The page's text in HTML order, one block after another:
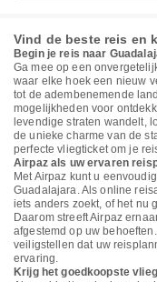
Vind de beste reis en
Begin je reis naar
Ga mee op een
waar elke hoek een nieuw
tot de adembenemende
mogelijkheden voor
levendige straten wandelt,
de unieke charme van de
perfecte vliegticket om je
Airpaz als uw ervaren
Met Airpaz kunt u
Guadalajara. Als online
iets anders zoekt, of het nu
Daarom streeft Airpaz
afgestemd op uw
veiligstellen dat uw
ervaring.
Krijg het goedkoopste